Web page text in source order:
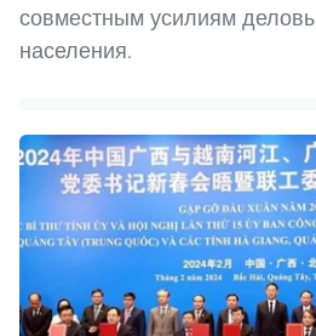
совместным усилиям
населения.